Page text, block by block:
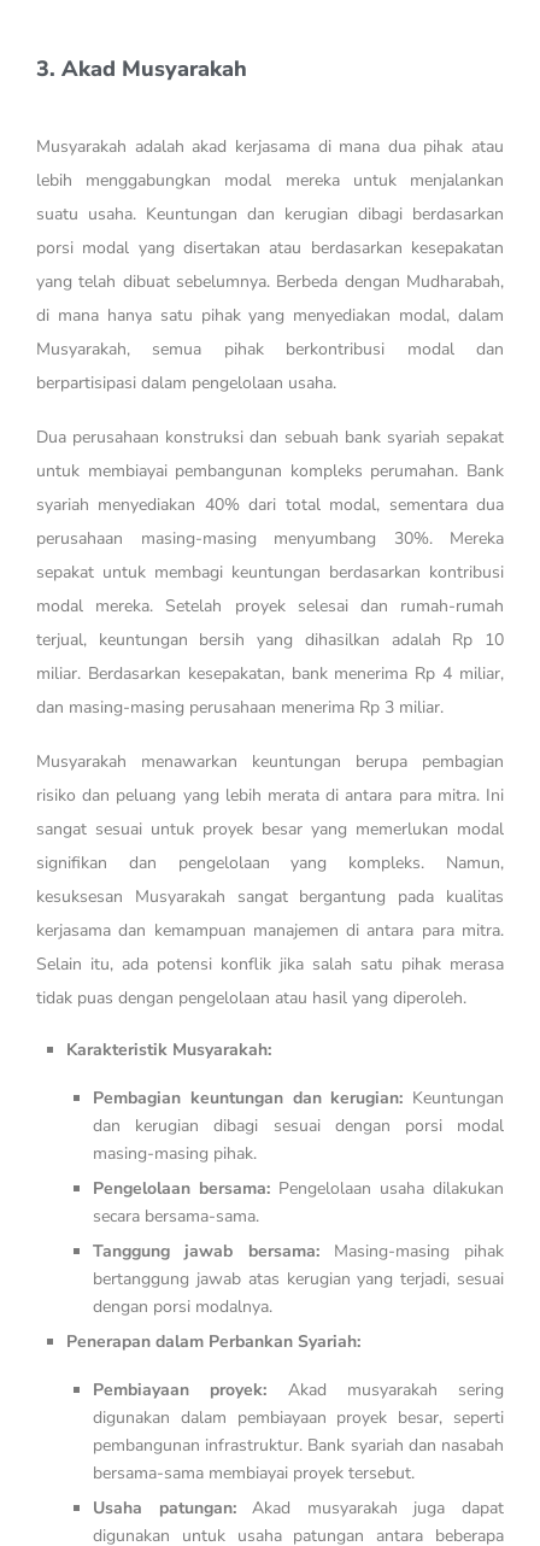
3. Akad Musyarakah
Musyarakah adalah akad kerjasama di mana dua pihak atau
lebih menggabungkan modal mereka untuk menjalankan
suatu usaha. Keuntungan dan kerugian dibagi berdasarkan
porsi modal yang disertakan atau berdasarkan kesepakatan
yang telah dibuat sebelumnya. Berbeda dengan Mudharabah,
di mana hanya satu pihak yang menyediakan modal, dalam
Musyarakah, semua pihak berkontribusi modal dan
berpartisipasi dalam pengelolaan usaha.
Dua perusahaan konstruksi dan sebuah bank syariah sepakat
untuk membiayai pembangunan kompleks perumahan. Bank
syariah menyediakan 40% dari total modal, sementara dua
perusahaan masing-masing menyumbang 30%. Mereka
sepakat untuk membagi keuntungan berdasarkan kontribusi
modal mereka. Setelah proyek selesai dan rumah-rumah
terjual, keuntungan bersih yang dihasilkan adalah Rp 10
miliar. Berdasarkan kesepakatan, bank menerima Rp 4 miliar,
dan masing-masing perusahaan menerima Rp 3 miliar.
Musyarakah menawarkan keuntungan berupa pembagian
risiko dan peluang yang lebih merata di antara para mitra. Ini
sangat sesuai untuk proyek besar yang memerlukan modal
signifikan dan pengelolaan yang kompleks. Namun,
kesuksesan Musyarakah sangat bergantung pada kualitas
kerjasama dan kemampuan manajemen di antara para mitra.
Selain itu, ada potensi konflik jika salah satu pihak merasa
tidak puas dengan pengelolaan atau hasil yang diperoleh.
Karakteristik Musyarakah:
Pembagian keuntungan dan kerugian: Keuntungan
dan kerugian dibagi sesuai dengan porsi modal
masing-masing pihak.
Pengelolaan bersama: Pengelolaan usaha dilakukan
secara bersama-sama.
Tanggung jawab bersama:Masing-masing pihak
bertanggung jawab atas kerugian yang terjadi, sesuai
dengan porsi modalnya.
Penerapan dalam Perbankan Syariah:
Pembiayaan proyek: Akad musyarakah sering
digunakan dalam pembiayaan proyek besar, seperti
pembangunan infrastruktur. Bank syariah dan nasabah
bersama-sama membiayai proyek tersebut.
Usaha patungan:Akad musyarakah juga dapat
digunakan untuk usaha patungan antara beberapa